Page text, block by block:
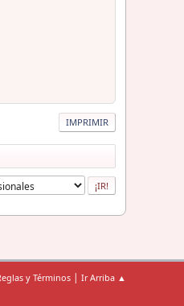
IMPRIMIR
y Términos | Ir Arriba ▲